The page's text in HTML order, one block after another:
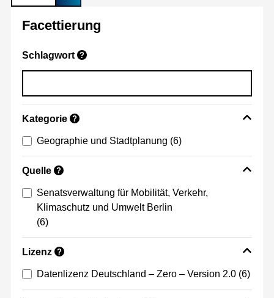
Facettierung
Schlagwort ?
Kategorie ?
Geographie und Stadtplanung (6)
Quelle ?
Senatsverwaltung für Mobilität, Verkehr,
Klimaschutz und Umwelt Berlin
(6)
Lizenz ?
Datenlizenz Deutschland – Zero – Version 2.0 (6)